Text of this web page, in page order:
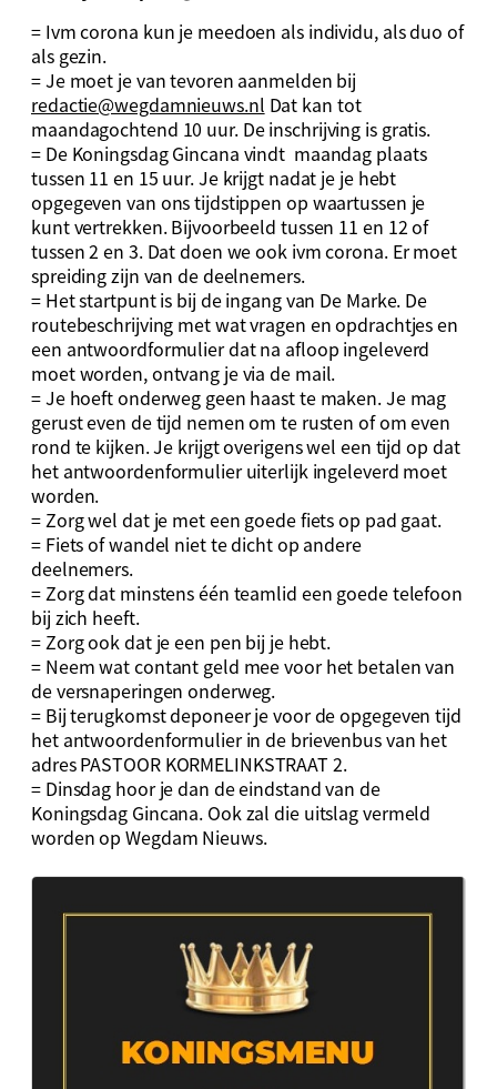
= Ivm corona kun je meedoen als individu, als duo of
als gezin.
= Je moet je van tevoren aanmelden bij
redactie@wegdamnieuws.nl Dat kan tot
maandagochtend 10 uur. De inschrijving is gratis.
= De Koningsdag Gincana vindt maandag plaats
tussen 11 en 15 uur. Je krijgt nadat je je hebt
opgegeven van ons tijdstippen op waartussen je
kunt vertrekken. Bijvoorbeeld tussen 11 en 12 of
tussen 2 en 3. Dat doen we ook ivm corona. Er moet
spreiding zijn van de deelnemers.
= Het startpunt is bij de ingang van De Marke. De
routebeschrijving met wat vragen en opdrachtjes en
een antwoordformulier dat na afloop ingeleverd
moet worden, ontvang je via de mail.
= Je hoeft onderweg geen haast te maken. Je mag
gerust even de tijd nemen om te rusten of om even
rond te kijken. Je krijgt overigens wel een tijd op dat
het antwoordenformulier uiterlijk ingeleverd moet
worden.
= Zorg wel dat je met een goede fiets op pad gaat.
= Fiets of wandel niet te dicht op andere
deelnemers.
= Zorg dat minstens één teamlid een goede telefoon
bij zich heeft.
= Zorg ook dat je een pen bij je hebt.
= Neem wat contant geld mee voor het betalen van
de versnaperingen onderweg.
= Bij terugkomst deponeer je voor de opgegeven tijd
het antwoordenformulier in de brievenbus van het
adres PASTOOR KORMELINKSTRAAT 2.
= Dinsdag hoor je dan de eindstand van de
Koningsdag Gincana. Ook zal die uitslag vermeld
worden op Wegdam Nieuws.